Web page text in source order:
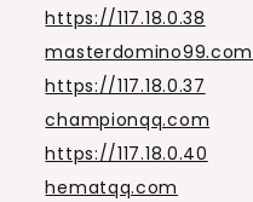
https://117.18.0.38
masterdomino99.com
https://117.18.0.37
championqq.com
https://117.18.0.40
hematqq.com